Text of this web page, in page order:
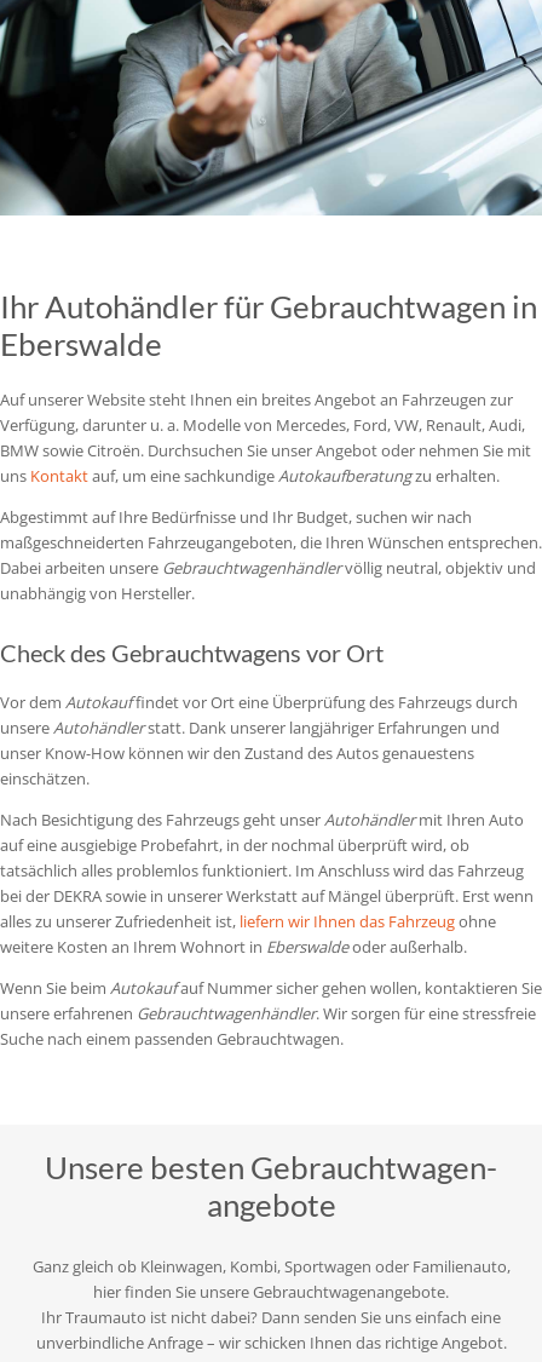
Ihr Autohändler für Gebrauchtwagen in
Eberswalde
Auf unserer Website steht Ihnen ein breites Angebot an Fahrzeugen zur
Verfügung, darunter u. a. Modelle von Mercedes, Ford, VW, Renault, Audi,
BMW sowie Citroën. Durchsuchen Sie unser Angebot oder nehmen Sie mit
uns Kontaktauf, um eine sachkundige Autokaufberatungzu erhalten.
Abgestimmt auf Ihre Bedürfnisse und Ihr Budget, suchen wir nach
maßgeschneiderten Fahrzeugangeboten, die Ihren Wünschen entsprechen.
Dabei arbeiten unsere Gebrauchtwagenhändlervöllig neutral, objektiv und
unabhängig von Hersteller.
Check des Gebrauchtwagens vor Ort
Vor dem Autokauffindet vor Ort eine Überprüfung des Fahrzeugs durch
unsereAutohändlerstatt. Dank unserer langjähriger Erfahrungen und
unser Know-How können wir den Zustand des Autos genauestens
einschätzen.
Nach Besichtigung des Fahrzeugs geht unserAutohändlermit Ihren Auto
auf eine ausgiebige Probefahrt, in der nochmal überprüft wird, ob
tatsächlich alles problemlos funktioniert. Im Anschluss wird das Fahrzeug
bei der DEKRA sowie in unserer Werkstatt auf Mängel überprüft. Erst wenn
alles zu unserer Zufriedenheit ist, liefern wir Ihnen das Fahrzeugohne
weitere Kosten an Ihrem Wohnort in Eberswaldeoder außerhalb.
Wenn Sie beim Autokaufauf Nummer sicher gehen wollen, kontaktieren Sie
unsere erfahrenen Gebrauchtwagenhändler. Wir sorgen für eine stressfreie
Suche nach einem passenden Gebrauchtwagen.
Unsere besten Gebraucht­wagen­
angebote
Ganz gleich ob Kleinwagen, Kombi, Sportwagen oder Familienauto,
hier finden Sie unsere Gebrauchtwagenangebote.
Ihr Traumauto ist nicht dabei? Dann senden Sie uns einfach eine
unverbindliche Anfrage – wir schicken Ihnen das richtige Angebot.